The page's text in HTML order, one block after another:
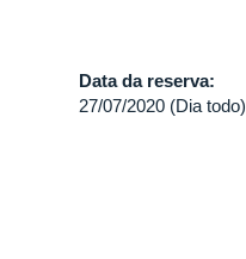
Data da reserva:
27/07/2020 (Dia todo)